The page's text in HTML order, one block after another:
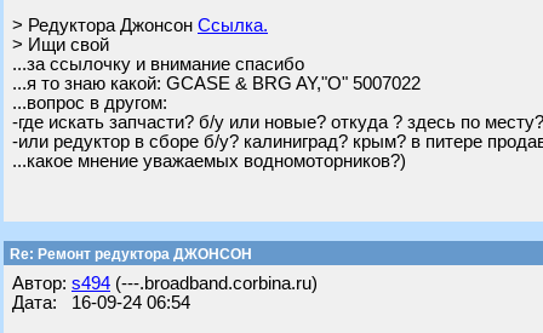
> Редуктора Джонсон Ссылка.
> Ищи свой
...за ссылочку и внимание спасибо
...я то знаю какой: GCASE & BRG AY,"O" 5007022
...вопрос в другом:
-где искать запчасти? б/у или новые? откуда ? здесь по
-или редуктор в сборе б/у? калиниград? крым? в питере
...какое мнение уважаемых водномоторников?)
Re: Ремонт редуктора ДЖОНСОН
Автор: s494 (---.broadband.corbina.ru)
Дата: 16-09-24 06:54